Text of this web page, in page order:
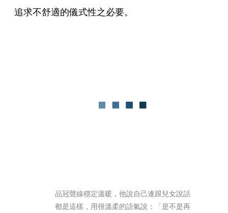
追求不舒適的儀式性之必要。
品冠聲線穩定溫暖，他說自己連跟兒女說話
都是這樣，用很溫柔的語氣說：「是不是再